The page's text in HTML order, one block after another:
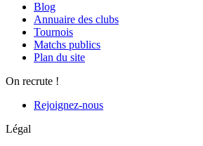
Blog
Annuaire des clubs
Tournois
Matchs publics
Plan du site
On recrute !
Rejoignez-nous
Légal